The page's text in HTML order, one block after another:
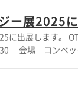
ー展2025に
に出展します
会場 コンベッ